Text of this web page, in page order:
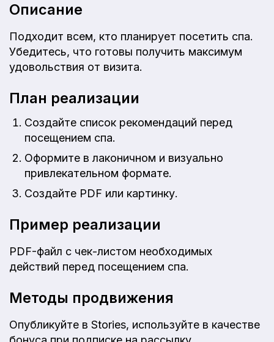
Описание
Подходит всем, кто планирует посетить спа.
Убедитесь, что готовы получить максимум
удовольствия от визита.
План реализации
Создайте список рекомендаций перед
посещением спа.
Оформите в лаконичном и визуально
привлекательном формате.
Создайте PDF или картинку.
Пример реализации
PDF-файл с чек-листом необходимых
действий перед посещением спа.
Методы продвижения
Опубликуйте в Stories, используйте в качестве